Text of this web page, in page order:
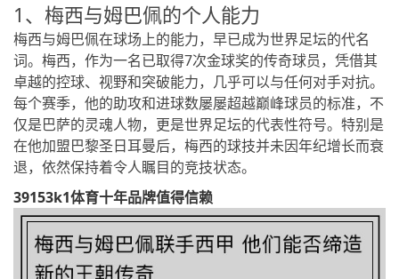
1、梅西与姆巴佩的个人能力
梅西与姆巴佩在球场上的能力，早已成为世界足坛的代名
词。梅西，作为一名已取得7次金球奖的传奇球员，凭借其
卓越的控球、视野和突破能力，几乎可以与任何对手对抗。
每个赛季，他的助攻和进球数屡屡超越巅峰球员的标准，不
仅是巴萨的灵魂人物，更是世界足坛的代表性符号。特别是
在他加盟巴黎圣日耳曼后，梅西的球技并未因年纪增长而衰
退，依然保持着令人瞩目的竞技状态。
39153k1体育十年品牌值得信赖